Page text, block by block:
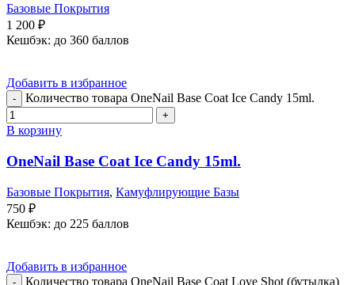
Базовые Покрытия
1 200 ₽
Кешбэк: до 360 баллов
Добавить в избранное
Количество товара OneNail Base Coat Iсe Candy 15ml.
В корзину
OneNail Base Coat Iсe Candy 15ml.
Базовые Покрытия, Камуфлирующие Базы
750 ₽
Кешбэк: до 225 баллов
Добавить в избранное
Количество товара OneNail Base Coat Love Shot (бутылка)